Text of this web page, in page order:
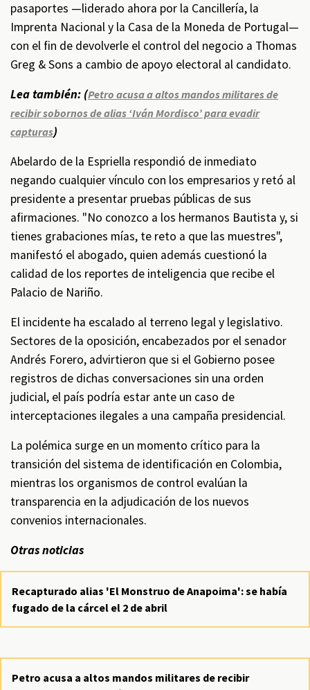
pasaportes —liderado ahora por la Cancillería, la
Imprenta Nacional y la Casa de la Moneda de Portugal—
con el fin de devolverle el control del negocio a Thomas
Greg & Sons a cambio de apoyo electoral al candidato.
Lea también: (Petro acusa a altos mandos militares de
recibir sobornos de alias ‘Iván Mordisco’ para evadir
capturas)
Abelardo de la Espriella respondió de inmediato
negando cualquier vínculo con los empresarios y retó al
presidente a presentar pruebas públicas de sus
afirmaciones. "No conozco a los hermanos Bautista y, si
tienes grabaciones mías, te reto a que las muestres",
manifestó el abogado, quien además cuestionó la
calidad de los reportes de inteligencia que recibe el
Palacio de Nariño.
El incidente ha escalado al terreno legal y legislativo.
Sectores de la oposición, encabezados por el senador
Andrés Forero, advirtieron que si el Gobierno posee
registros de dichas conversaciones sin una orden
judicial, el país podría estar ante un caso de
interceptaciones ilegales a una campaña presidencial.
La polémica surge en un momento crítico para la
transición del sistema de identificación en Colombia,
mientras los organismos de control evalúan la
transparencia en la adjudicación de los nuevos
convenios internacionales.
Otras noticias
Recapturado alias 'El Monstruo de Anapoima': se había
fugado de la cárcel el 2 de abril
Petro acusa a altos mandos militares de recibir